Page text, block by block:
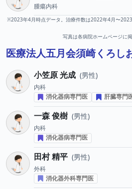
腫瘍内科
※2023年4月時点データ。治療件数は2022年4月〜
写真は各病院ホームページに
医療法人五月会須崎くろし
小笠原 光成 男性
内科
消化器病専門医
肝臓専門
一森 俊樹 男性
内科
消化器病専門医
田村 精平 男性
外科
消化器外科専門医